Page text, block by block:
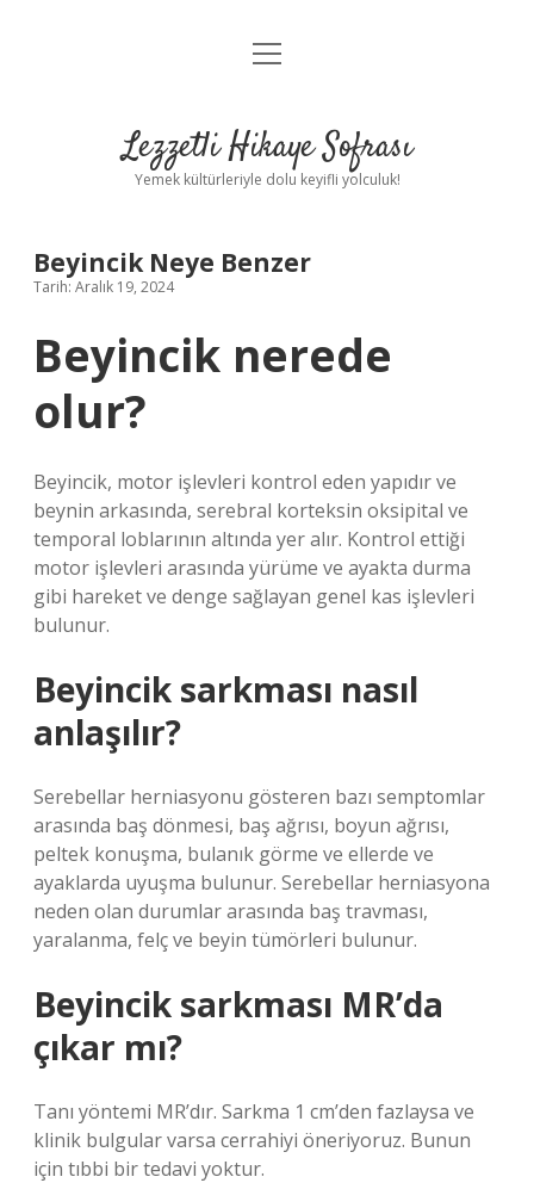
Anasayfa
Yasal Uyarı
menüyü
Lezzetli Hikaye Sofrası
Yemek kültürleriyle dolu keyifli yolculuk!
Beyincik Neye Benzer
Tarih: Aralık 19, 2024
Beyincik nerede
olur?
Beyincik, motor işlevleri kontrol eden yapıdır ve
beynin arkasında, serebral korteksin oksipital ve
temporal loblarının altında yer alır. Kontrol ettiği
motor işlevleri arasında yürüme ve ayakta durma
gibi hareket ve denge sağlayan genel kas işlevleri
bulunur.
Beyincik sarkması nasıl
anlaşılır?
Serebellar herniasyonu gösteren bazı semptomlar
arasında baş dönmesi, baş ağrısı, boyun ağrısı,
peltek konuşma, bulanık görme ve ellerde ve
ayaklarda uyuşma bulunur. Serebellar herniasyona
neden olan durumlar arasında baş travması,
yaralanma, felç ve beyin tümörleri bulunur.
Beyincik sarkması MR’da
çıkar mı?
Tanı yöntemi MR’dır. Sarkma 1 cm’den fazlaysa ve
klinik bulgular varsa cerrahiyi öneriyoruz. Bunun
için tıbbi bir tedavi yoktur.